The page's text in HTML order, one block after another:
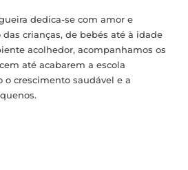
dedica-se com amor e
crianças, de bebés até à idade
acolhedor, acompanhamos os
até acabarem a escola
o crescimento saudável e a